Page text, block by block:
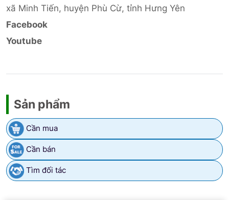
xã Minh Tiến, huyện Phù Cừ, tỉnh Hưng Yên
Facebook
Youtube
Sản phẩm
Cần mua
Cần bán
Tìm đối tác